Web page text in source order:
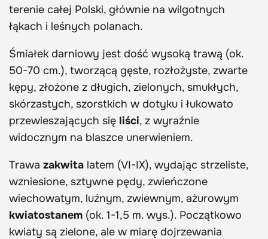
terenie całej Polski, głównie na wilgotnych
łąkach i leśnych polanach.
Śmiałek darniowy jest dość wysoką trawą (ok.
50-70 cm.), tworzącą gęste, rozłożyste, zwarte
kępy, złożone z długich, zielonych, smukłych,
skórzastych, szorstkich w dotyku i łukowato
przewieszających się liści, z wyraźnie
widocznym na blaszce unerwieniem.
Trawa zakwita latem (VI-IX), wydając strzeliste,
wzniesione, sztywne pędy, zwieńczone
wiechowatym, luźnym, zwiewnym, ażurowym
kwiatostanem (ok. 1-1,5 m. wys.). Początkowo
kwiaty są zielone, ale w miarę dojrzewania